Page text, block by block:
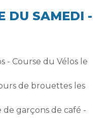
DU SAMEDI -
- Course du Vélos le
de brouettes les
de garçons de café -